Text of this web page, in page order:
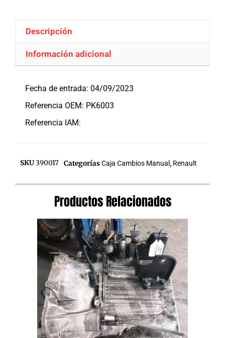
Descripción
Información adicional
Fecha de entrada: 04/09/2023
Referencia OEM: PK6003
Referencia IAM:
SKU390017 CategoríasCaja Cambios Manual , Renault
Productos Relacionados